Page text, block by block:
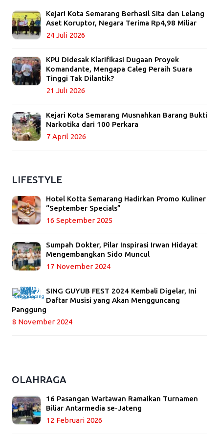
Kejari Kota Semarang Berhasil Sita dan Lelang
Aset Koruptor, Negara Terima Rp4,98 Miliar
24 Juli 2026
KPU Didesak Klarifikasi Dugaan Proyek
Komandante, Mengapa Caleg Peraih Suara
Tinggi Tak Dilantik?
21 Juli 2026
Kejari Kota Semarang Musnahkan Barang Bukti
Narkotika dari 100 Perkara
7 April 2026
LIFESTYLE
Hotel Kotta Semarang Hadirkan Promo Kuliner
“September Specials”
16 September 2025
Sumpah Dokter, Pilar Inspirasi Irwan Hidayat
Mengembangkan Sido Muncul
17 November 2024
SING GUYUB FEST 2024 Kembali Digelar, Ini
Daftar Musisi yang Akan Mengguncang
Panggung
8 November 2024
OLAHRAGA
16 Pasangan Wartawan Ramaikan Turnamen
Biliar Antarmedia se-Jateng
12 Februari 2026